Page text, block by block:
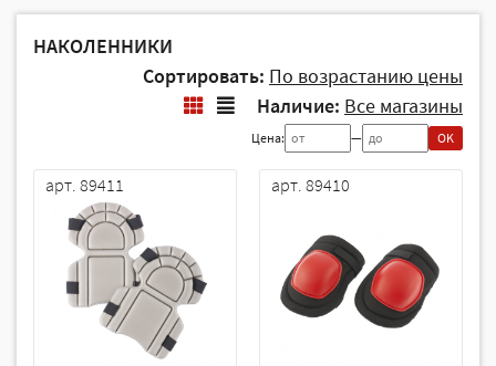
НАКОЛЕННИКИ
Сортировать: По возрастанию цены
Наличие: Все магазины
Цена: — OK
арт. 89411 арт. 89410